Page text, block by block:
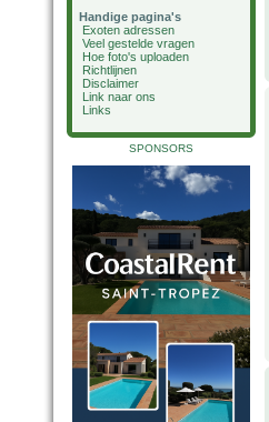
Handige pagina's
Exoten adressen
Veel gestelde vragen
Hoe foto's uploaden
Richtlijnen
Disclaimer
Link naar ons
Links
SPONSORS